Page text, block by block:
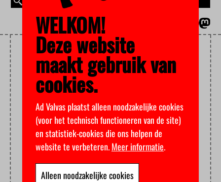
STUDENTENPRIJS
WELKOM!
Deze website
maakt gebruik van
cookies.
Ad Valvas plaatst alleen noodzakelijke cookies
(voor het technisch functioneren van de site)
en statistiek-cookies die ons helpen de
website te verbeteren.Meer informatie.
Alleen noodzakelijke cookies